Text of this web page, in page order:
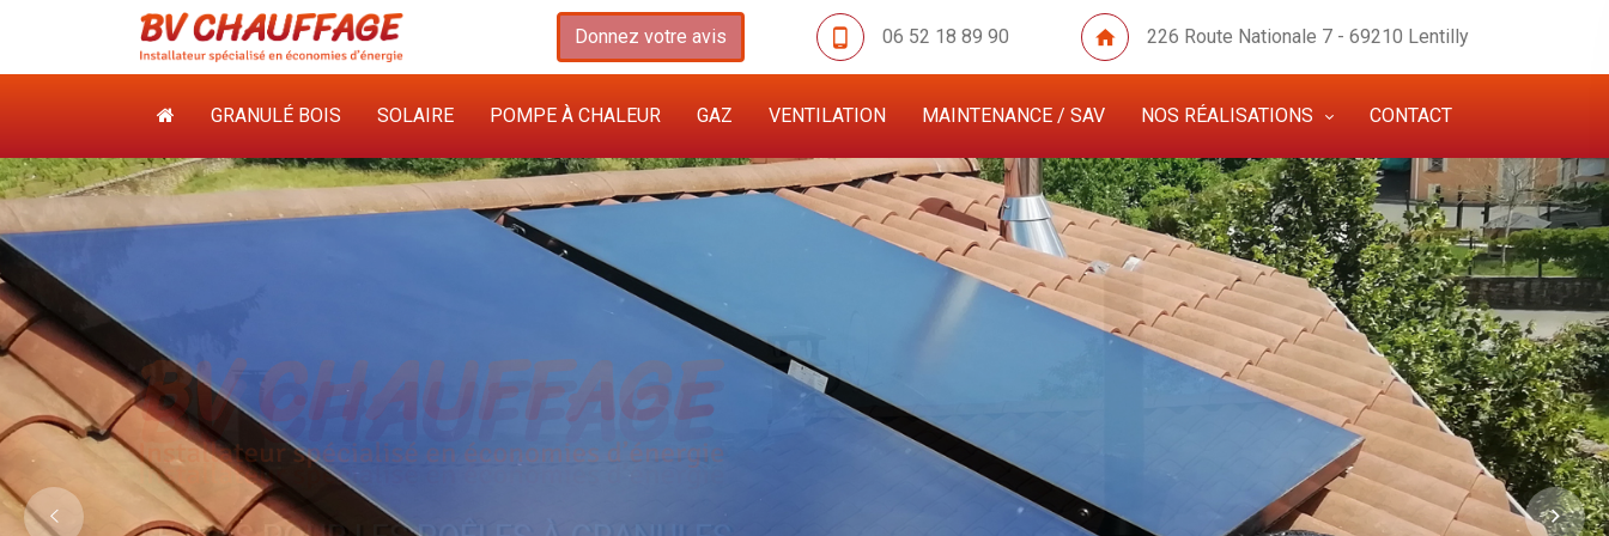
Donnez votre avis 06 52 18 89 90 226 Route Nationale 7 - 69210 Lentilly
GRANULÉ BOIS SOLAIRE POMPE À CHALEUR GAZ VENTILATION MAINTENANCE / SAV NOS RÉALISATIONS CONTACT